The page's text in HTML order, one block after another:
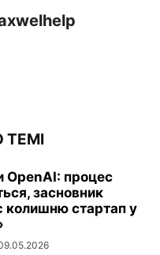
ТЕМІ
OpenAI: процес
засновник
колишню стартап у